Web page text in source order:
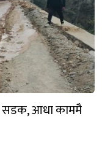
सडक, आधा काममै